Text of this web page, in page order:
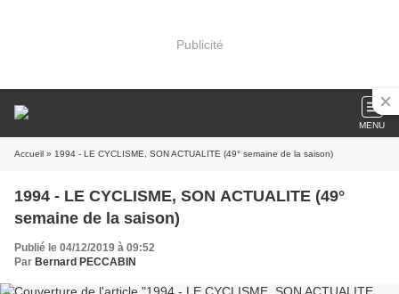
Publicité
MENU
Accueil » 1994 - LE CYCLISME, SON ACTUALITE (49° semaine de la saison)
1994 - LE CYCLISME, SON ACTUALITE (49°
semaine de la saison)
Publié le 04/12/2019 à 09:52
Par Bernard PECCABIN